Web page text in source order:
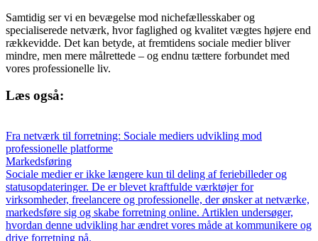
Samtidig ser vi en bevægelse mod nichefællesskaber og
specialiserede netværk, hvor faglighed og kvalitet vægtes højere end
rækkevidde. Det kan betyde, at fremtidens sociale medier bliver
mindre, men mere målrettede – og endnu tættere forbundet med
vores professionelle liv.
Læs også:
Fra netværk til forretning: Sociale mediers udvikling mod
professionelle platforme
Markedsføring
Sociale medier er ikke længere kun til deling af feriebilleder og
statusopdateringer. De er blevet kraftfulde værktøjer for
virksomheder, freelancere og professionelle, der ønsker at netværke,
markedsføre sig og skabe forretning online. Artiklen undersøger,
hvordan denne udvikling har ændret vores måde at kommunikere og
drive forretning på.